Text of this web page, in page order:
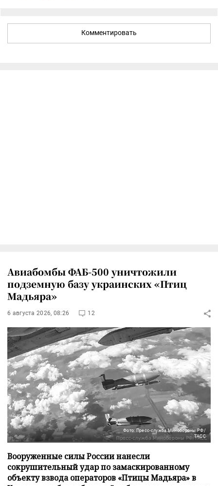
Комментировать
Авиабомбы ФАБ-500 уничтожили
подземную базу украинских «Птиц
Мадьяра»
6 августа 2026, 08:26 12
Фото: Пресс-служба Минобороны РФ/
ТАСС
Вооруженные силы России нанесли
сокрушительный удар по замаскированному
объекту взвода операторов «Птицы Мадьяра» в